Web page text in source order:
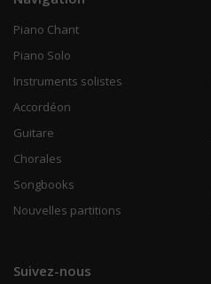
Piano Chant
Piano Solo
Instruments solistes
Accordéon
Guitare
Chorales
Songbooks
Nouvelles partitions
Suivez-nous